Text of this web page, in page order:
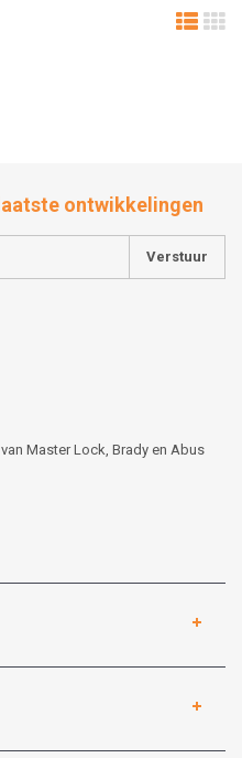
ontwikkelingen
Verstuur
Master Lock, Brady en Abus